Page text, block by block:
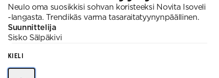
Neulo oma suosikkisi sohvan koristeeksi Novita Isoveli
-langasta. Trendikäs varma tasaraitatyynynpäällinen.
Suunnittelija
Sisko Sälpäkivi
KIELI